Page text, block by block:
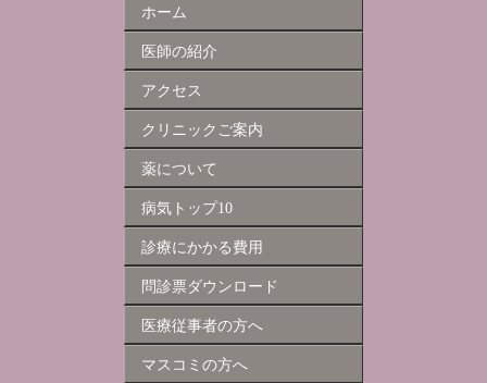
ホーム
医師の紹介
アクセス
クリニックご案内
薬について
病気トップ10
診療にかかる費用
問診票ダウンロード
医療従事者の方へ
マスコミの方へ